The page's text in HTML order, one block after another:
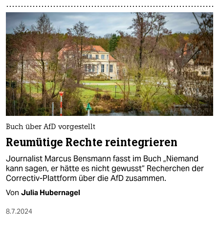
Buch über AfD vorgestellt
Reumütige Rechte reintegrieren
Journalist Marcus Bensmann fasst im Buch „Niemand
kann sagen, er hätte es nicht gewusst“ Recherchen der
Correctiv-Plattform über die AfD zusammen.
Von Julia Hubernagel
8.7.2024